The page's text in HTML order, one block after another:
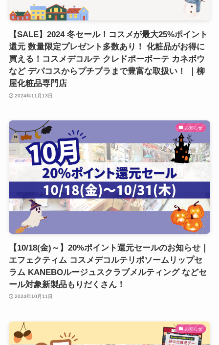
【SALE】2024 冬セール！コスメが最大25%ポイント
還元 数量限定プレゼント多数あり！ 化粧品がお得に
買える！コスメデコルテ クレドポーボーテ カネボウ
など デパコスからプチプラまで豊富な取扱い！ ｜柳
屋化粧品専門店
2024年11月13日
お知らせ
【10/18(金)～】20%ポイント還元セールのお知らせ｜
エフェクティム コスメデコルテリポソームリップセ
ラム KANEBOルージュスクラブメルティング などセ
ール対象新製品もりだくさん！
2024年10月11日
お知らせ